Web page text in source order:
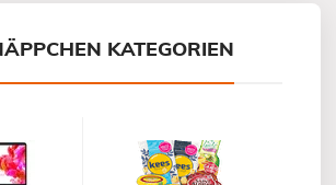
KATEGORIEN